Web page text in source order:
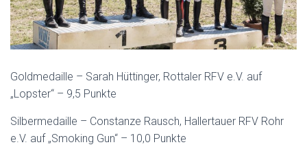
Goldmedaille – Sarah Hüttinger, Rottaler RFV e.V. auf
„Lopster“ – 9,5 Punkte
Silbermedaille – Constanze Rausch, Hallertauer RFV Rohr
e.V. auf „Smoking Gun“ – 10,0 Punkte